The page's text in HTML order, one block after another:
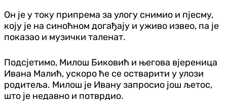
Он је у току припрема за улогу снимио и пјесму,
коју је на синоћном догађају и уживо извео, па је
показао и музички таленат.
Подсјетимо, Милош Биковић и његова вјереница
Ивана Малић, ускоро ће се остварити у улози
родитеља. Милош је Ивану запросио још љетос,
што је недавно и потврдио.